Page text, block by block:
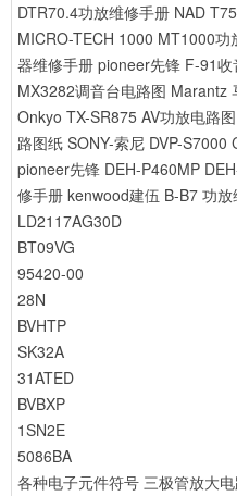
DTR70.4功放维修手册 NAD
MICRO-TECH 1000 MT1000功
器维修手册 pioneer先锋 F-91
MX3282调音台电路图 Marantz
Onkyo TX-SR875 AV功放电路图
路图纸 SONY-索尼 DVP-S7000
pioneer先锋 DEH-P460MP
修手册 kenwood建伍 B-B7 功
LD2117AG30D
BT09VG
95420-00
28N
BVHTP
SK32A
31ATED
BVBXP
1SN2E
5086BA
各种电子元件符号 三极管放大